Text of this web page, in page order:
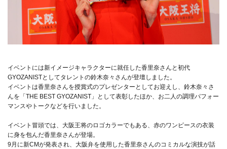
イベントには新イメージキャラクターに就任した⾹⾥奈さんと初代
GYOZANISTとしてタレントの鈴⽊奈々さんが登壇しました。
イベントは⾹⾥奈さんを授賞式のプレゼンターとしてお迎えし、鈴⽊奈々さ
んを「THE BEST GYOZANIST」として表彰したほか、お⼆⼈の調理パフォー
マンスやトークなどを⾏いました。
イベント冒頭では、⼤阪王将のロゴカラーでもある、⾚のワンピースの⾐装
に⾝を包んだ⾹⾥奈さんが登場。
9⽉に新CMが発表され、⼤阪弁を使⽤した⾹⾥奈さんのコミカルな演技が話